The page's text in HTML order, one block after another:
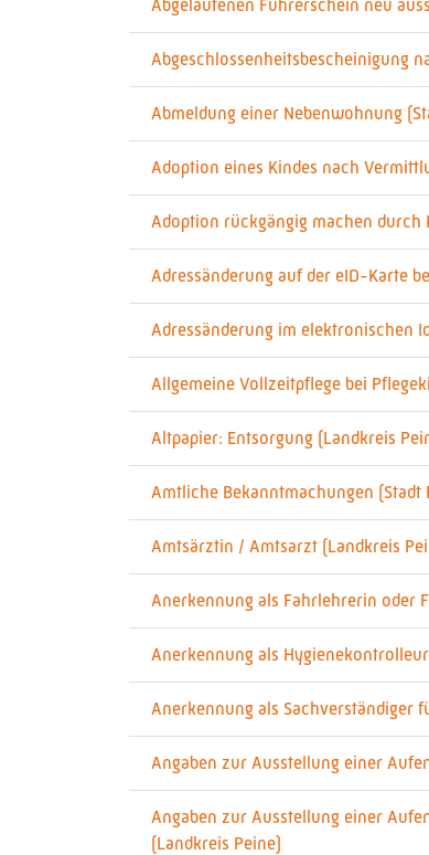
Abgelaufenen Führerschein neu
Abgeschlossenheitsbescheinigung
Abmeldung einer Nebenwohnung
Adoption eines Kindes nach
Adoption rückgängig machen durch
Adressänderung auf der eID-Karte
Adressänderung im elektronischen
Allgemeine Vollzeitpflege bei
Altpapier: Entsorgung (Landkreis
Amtliche Bekanntmachungen (Stadt
Amtsärztin / Amtsarzt (Landkreis
Anerkennung als Fahrlehrerin oder
Anerkennung als
Anerkennung als Sachverständiger
Angaben zur Ausstellung einer
Angaben zur Ausstellung einer
(Landkreis Peine)